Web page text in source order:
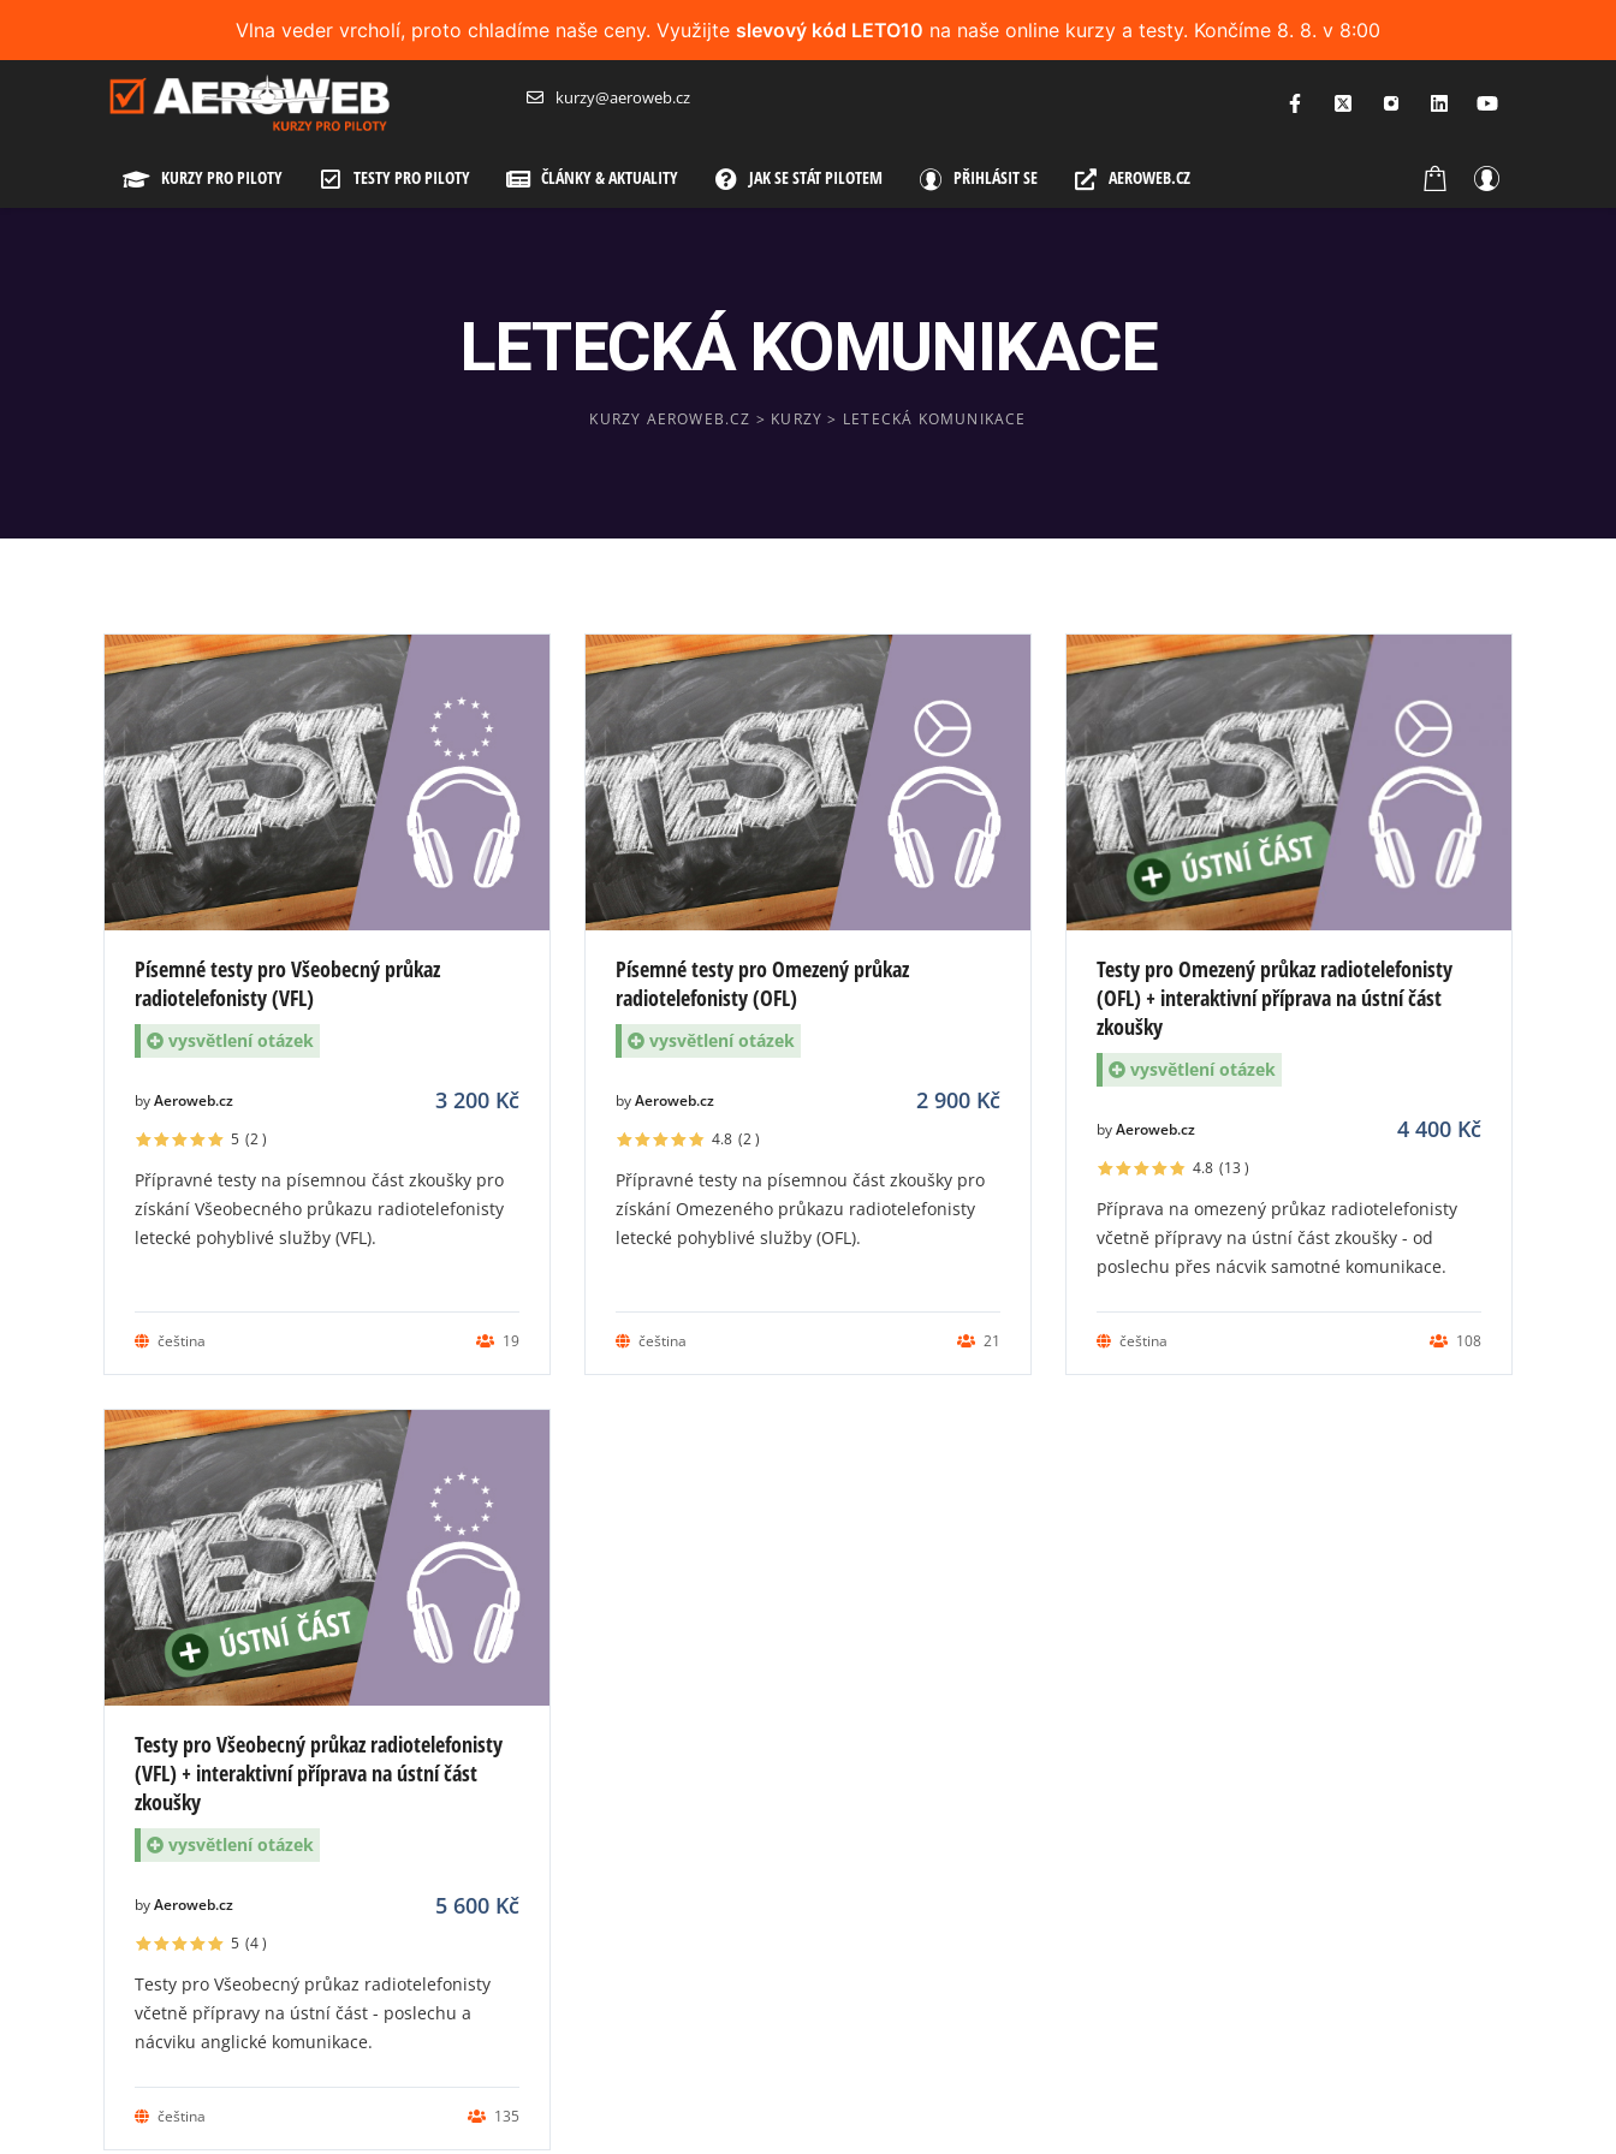
Vlna veder vrcholí, proto chladíme naše ceny. Využijte slevový kód LETO10 na naše online kurzy a testy. Končíme 8. 8. v 8:00
kurzy@aeroweb.cz
KURZY PRO PILOTY TESTY PRO PILOTY ČLÁNKY & AKTUALITY JAK SE STÁT PILOTEM PŘIHLÁSIT SE AEROWEB.CZ
LETECKÁ KOMUNIKACE
KURZY AEROWEB.CZ > KURZY > LETECKÁ KOMUNIKACE
Písemné testy pro Všeobecný průkaz
radiotelefonisty (VFL)
vysvětlení otázek
byAeroweb.cz 3 200 Kč
5 (2)
Přípravné testy na písemnou část zkoušky pro
získání Všeobecného průkazu radiotelefonisty
letecké pohyblivé služby (VFL).
čeština 19
Písemné testy pro Omezený průkaz
radiotelefonisty (OFL)
vysvětlení otázek
byAeroweb.cz 2 900 Kč
4.8 (2)
Přípravné testy na písemnou část zkoušky pro
získání Omezeného průkazu radiotelefonisty
letecké pohyblivé služby (OFL).
čeština 21
Testy pro Omezený průkaz radiotelefonisty
(OFL) + interaktivní příprava na ústní část
zkoušky
vysvětlení otázek
byAeroweb.cz 4 400 Kč
4.8 (13)
Příprava na omezený průkaz radiotelefonisty
včetně přípravy na ústní část zkoušky - od
poslechu přes nácvik samotné komunikace.
čeština 108
Testy pro Všeobecný průkaz radiotelefonisty
(VFL) + interaktivní příprava na ústní část
zkoušky
vysvětlení otázek
byAeroweb.cz 5 600 Kč
5 (4)
Testy pro Všeobecný průkaz radiotelefonisty
včetně přípravy na ústní část - poslechu a
nácviku anglické komunikace.
čeština 135